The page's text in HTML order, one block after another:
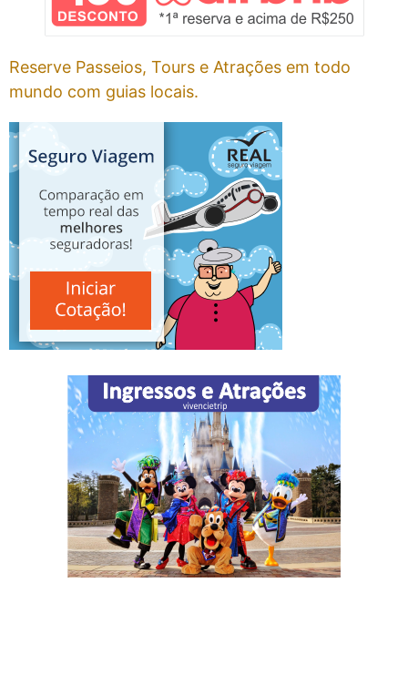
Reserve Passeios, Tours e Atrações em todo
mundo com guias locais.